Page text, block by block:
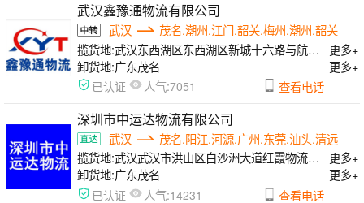
武汉鑫豫通物流有限公司
武汉
茂名,潮州,江门,韶关,梅州,潮州,韶关
揽货地:武汉东西湖区东西湖区新城十六路与航嘉中路互联港物流园A栋
更多+
卸货地:广东茂名 更多+
已认证 人气:7051 查看电话
深圳市中运达物流有限公司
武汉
茂名,阳江,河源,广州,东莞,汕头,清远
揽货地:武汉武汉市洪山区白沙洲大道红霞物流园A区
更多+
卸货地:广东茂名 更多+
已认证 人气:14231 查看电话